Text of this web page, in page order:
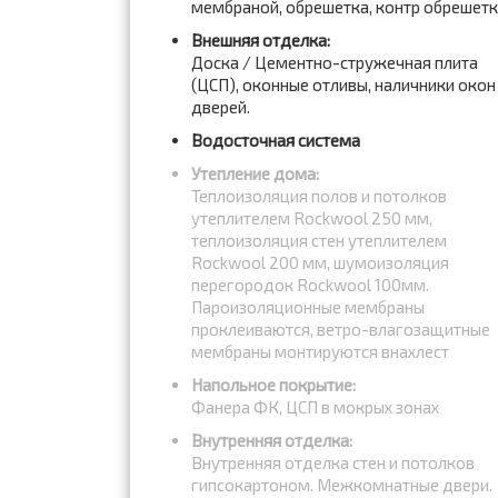
мембраной, обрешетка, контр
Внешняя отделка:
Доска / Цементно-стружечная плита
(ЦСП), оконные отливы, наличники окон
дверей.
Водосточная система
Утепление дома:
Теплоизоляция полов и потолков
утеплителем Rockwool 250 мм,
теплоизоляция стен утеплителем
Rockwool 200 мм, шумоизоляция
перегородок Rockwool 100мм.
Пароизоляционные мембраны
проклеиваются, ветро-влагозащитные
мембраны монтируются внахлест
Напольное покрытие:
Фанера ФК, ЦСП в мокрых зонах
Внутренняя отделка:
Внутренняя отделка стен и потолков
гипсокартоном. Межкомнатные двери.